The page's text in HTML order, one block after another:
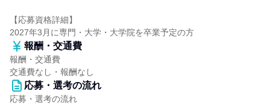
【応募資格詳細】
2027年3月に専門・大学・大学院を卒業予定の方
報酬・交通費
報酬・交通費
交通費なし・報酬なし
応募・選考の流れ
応募・選考の流れ